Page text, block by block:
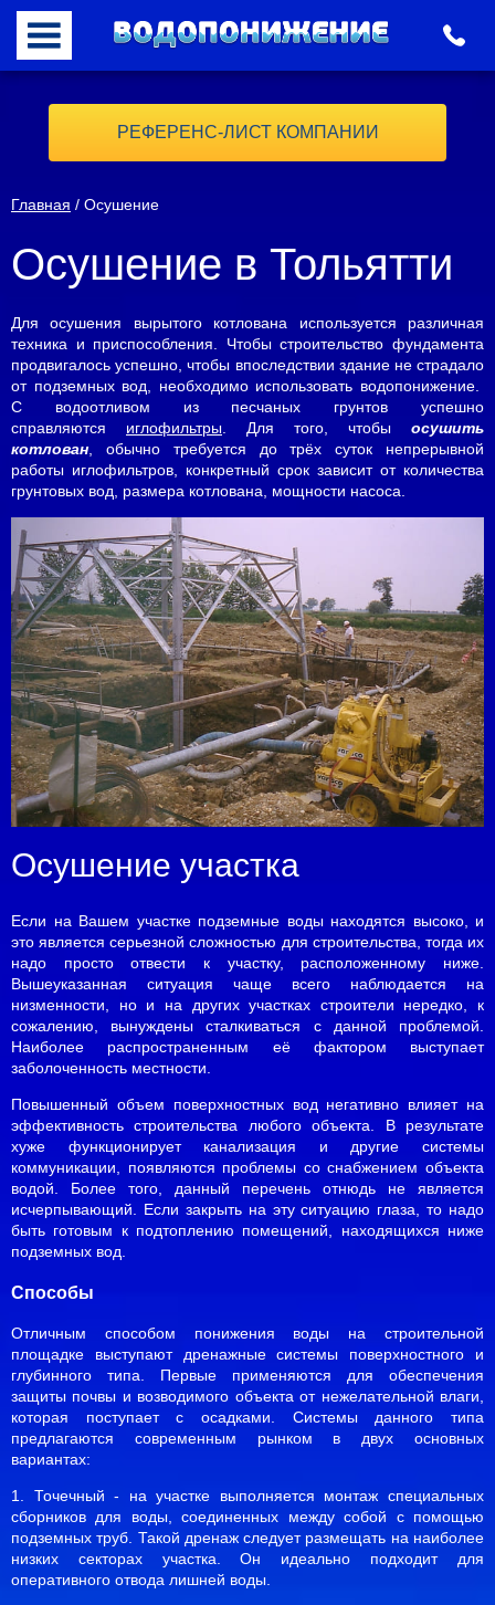
РЕФЕРЕНС-ЛИСТ КОМПАНИИ
Главная / Осушение
Осушение в Тольятти
Для осушения вырытого котлована используется различная
техника и приспособления. Чтобы строительство фундамента
продвигалось успешно, чтобы впоследствии здание не страдало
от подземных вод, необходимо использовать водопонижение.
С водоотливом из песчаных грунтов успешно
справляются иглофильтры . Для того, чтобы осушить
котлован , обычно требуется до трёх суток непрерывной
работы иглофильтров, конкретный срок зависит от количества
грунтовых вод, размера котлована, мощности насоса.
Осушение участка
Если на Вашем участке подземные воды находятся высоко, и
это является серьезной сложностью для строительства, тогда их
надо просто отвести к участку, расположенному ниже.
Вышеуказанная ситуация чаще всего наблюдается на
низменности, но и на других участках строители нередко, к
сожалению, вынуждены сталкиваться с данной проблемой.
Наиболее распространенным её фактором выступает
заболоченность местности.
Повышенный объем поверхностных вод негативно влияет на
эффективность строительства любого объекта. В результате
хуже функционирует канализация и другие системы
коммуникации, появляются проблемы со снабжением объекта
водой. Более того, данный перечень отнюдь не является
исчерпывающий. Если закрыть на эту ситуацию глаза, то надо
быть готовым к подтоплению помещений, находящихся ниже
подземных вод.
Способы
Отличным способом понижения воды на строительной
площадке выступают дренажные системы поверхностного и
глубинного типа. Первые применяются для обеспечения
защиты почвы и возводимого объекта от нежелательной влаги,
которая поступает с осадками. Системы данного типа
предлагаются современным рынком в двух основных
вариантах:
1. Точечный - на участке выполняется монтаж специальных
сборников для воды, соединенных между собой с помощью
подземных труб. Такой дренаж следует размещать на наиболее
низких секторах участка. Он идеально подходит для
оперативного отвода лишней воды.